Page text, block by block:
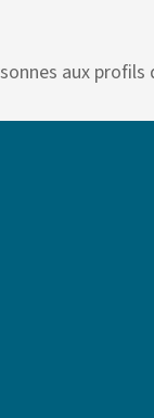
aux profils